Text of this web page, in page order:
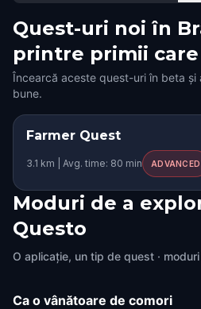
Quest-uri noi în
printre primii care
Încearcă aceste quest-uri în beta și
bune.
Farmer Quest
3.1 km | Avg. time: 80 min ADVANCED
Moduri de a
Questo
O aplicație, un tip de quest ·
Ca o vânătoare de comori